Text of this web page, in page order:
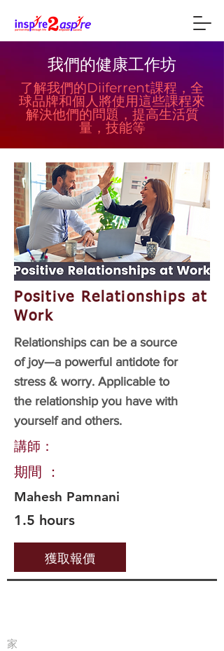
我們的健康工作坊
了解我們的Diiferrent課程，全
球品牌和個人將使用這些課程來
解決他們的問題，提高生活質
量，技能等
Positive Relationships at
Work
Relationships can be a source
of joy—a powerful antidote for
stress & worry. Applicable to
the relationship you have with
yourself and others.
講師：
期間 ：
Mahesh Pamnani
1.5 hours
獲取報價
家